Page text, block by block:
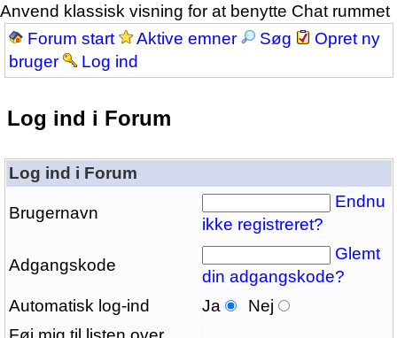
Anvend klassisk visning for at benytte Chat rummet
Forum start
Aktive emner Søg
Opret ny
bruger
Log ind
Log ind i Forum
Log ind i Forum
Brugernavn
Endnu
ikke registreret?
Adgangskode
Glemt
din adgangskode?
Automatisk log-ind
Ja
Nej